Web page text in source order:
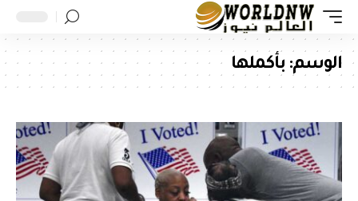
الوسم: بأكملها